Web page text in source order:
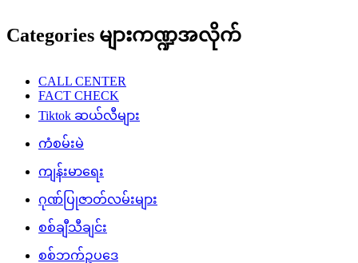
Categories များကဏ္ဍအလိုက်
CALL CENTER
FACT CHECK
Tiktok ဆယ်လီများ
ကံစမ်းမဲ
ကျန်းမာရေး
ဂုဏ်ပြုဇာတ်လမ်းများ
စစ်ချီသီချင်း
စစ်ဘက်ဥပဒေ